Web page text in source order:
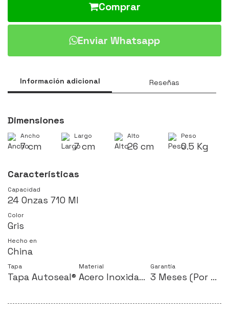
Comprar
Enviar Whatsapp
Información adicional Reseñas
Dimensiones
Ancho
7 cm
Largo
7 cm
Alto
26 cm
Peso
0.5 Kg
Características
Capacidad
24 Onzas 710 Ml
Color
Gris
Hecho en
China
Tapa
Tapa Autoseal®
Material
Acero Inoxidable
Garantía
3 Meses (Por defectos de fabrica)